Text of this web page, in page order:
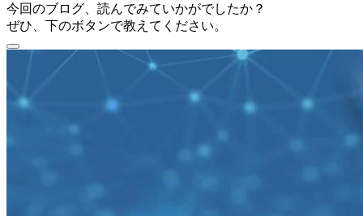
今回のブログ、読んでみていかがでしたか？
ぜひ、下のボタンで教えてください。